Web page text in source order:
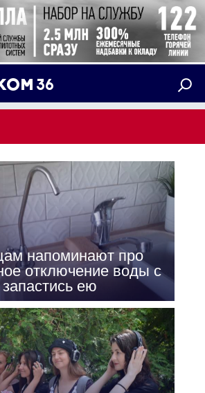
напоминают про
отключение воды с
ею